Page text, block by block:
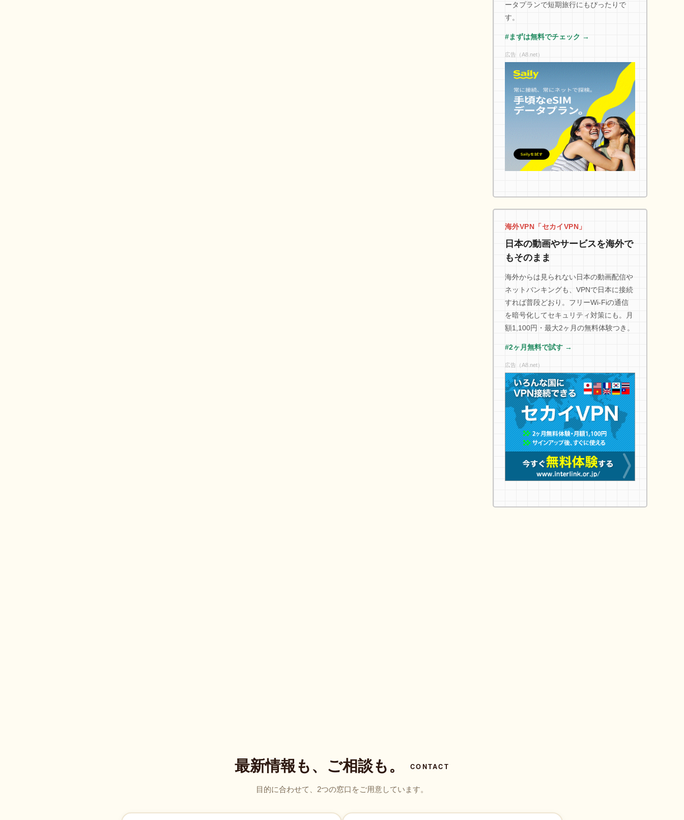
ータプランで短期旅行にもぴったりで
す。
#まずは無料でチェック →
広告（A8.net）
海外VPN「セカイVPN」
日本の動画やサービスを海外で
もそのまま
海外からは見られない日本の動画配信や
ネットバンキングも、VPNで日本に接続
すれば普段どおり。フリーWi-Fiの通信
を暗号化してセキュリティ対策にも。月
額1,100円・最大2ヶ月の無料体験つき。
#2ヶ月無料で試す →
広告（A8.net）
最新情報も、ご相談も。 CONTACT
目的に合わせて、2つの窓口をご用意しています。